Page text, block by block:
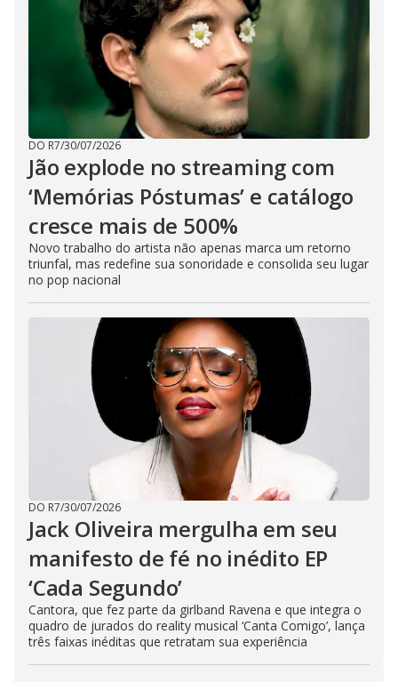
DO R7/30/07/2026
Jão explode no streaming com
‘Memórias Póstumas’ e catálogo
cresce mais de 500%
Novo trabalho do artista não apenas marca um retorno
triunfal, mas redefine sua sonoridade e consolida seu lugar
no pop nacional
DO R7/30/07/2026
Jack Oliveira mergulha em seu
manifesto de fé no inédito EP
‘Cada Segundo’
Cantora, que fez parte da girlband Ravena e que integra o
quadro de jurados do reality musical ‘Canta Comigo’, lança
três faixas inéditas que retratam sua experiência